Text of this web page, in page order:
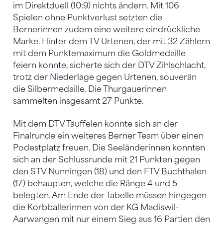
im Direktduell (10:9) nichts ändern. Mit 106
Spielen ohne Punktverlust setzten die
Bernerinnen zudem eine weitere eindrückliche
Marke. Hinter dem TV Urtenen, der mit 32 Zählern
mit dem Punktemaximum die Goldmedaille
feiern konnte, sicherte sich der DTV Zihlschlacht,
trotz der Niederlage gegen Urtenen, souverän
die Silbermedaille. Die Thurgauerinnen
sammelten insgesamt 27 Punkte.
Mit dem DTV Täuffelen konnte sich an der
Finalrunde ein weiteres Berner Team über einen
Podestplatz freuen. Die Seeländerinnen konnten
sich an der Schlussrunde mit 21 Punkten gegen
den STV Nunningen (18) und den FTV Buchthalen
(17) behaupten, welche die Ränge 4 und 5
belegten. Am Ende der Tabelle müssen hingegen
die Korbballerinnen von der KG Madiswil-
Aarwangen mit nur einem Sieg aus 16 Partien den